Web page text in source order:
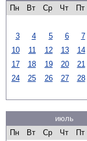
Пн
Вт Ср Чт Пт
3
4 5 6 7
10
11 12 13 14
17
18 19 20 21
24
25 26 27 28
июль
Пн
Вт Ср Чт Пт